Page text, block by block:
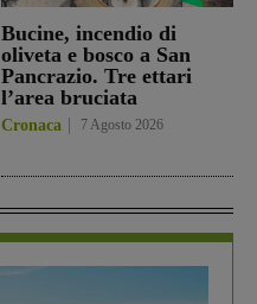
Bucine, incendio di
oliveta e bosco a San
Pancrazio. Tre ettari
l’area bruciata
Cronaca 7 Agosto 2026